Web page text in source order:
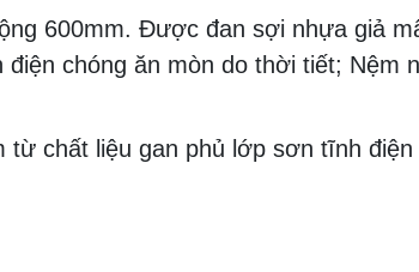
600mm. Được đan sợi nhựa giả
chóng ăn mòn do thời tiết; Nệm
từ chất liệu gan phủ lớp sơn tĩnh điện